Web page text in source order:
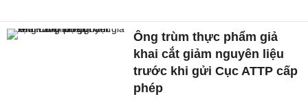
Ông trùm thực phẩm giả
khai cắt giảm nguyên liệu
trước khi gửi Cục ATTP cấp
phép